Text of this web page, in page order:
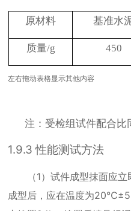
原材料 基准水
质量/g 450
左右拖动表格显示其他内容
注：受检组试件配合比
1.9.3性能测试方法
（1）试件成型抹面应
成型后，应在温度为20℃±5